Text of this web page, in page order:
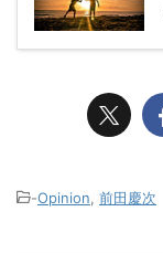
-Opinion 前田慶次